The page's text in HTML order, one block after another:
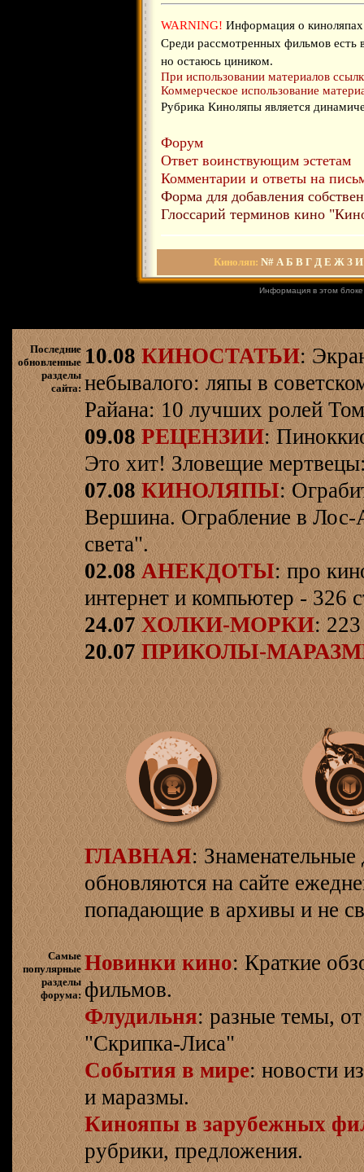
WARNING! Информация о
Среди рассмотренных фильмов
но остаюсь циником.
При использовании материалов
Коммерческое использование
Рубрика Киноляпы является
Форум
Ответ воинствующим эстетам
Комментарии и ответы на
Форма для добавления
Глоссарий терминов кино
Киноляп: N# А Б В Г Д Е Ж З И
Информация в этом
Последние
обновленные
разделы
сайта:
10.08 КИНОСТАТЬИ:
небывалого: ляпы в
Райана: 10 лучших ролей
09.08 РЕЦЕНЗИИ:
Это хит! Зловещие
07.08 КИНОЛЯПЫ:
Вершина. Ограбление в
света".
02.08 АНЕКДОТЫ: про
интернет и компьютер - 326
24.07 ХОЛКИ-МОРКИ: 223
20.07 ПРИКОЛЫ-
ГЛАВНАЯ:
обновляются на сайте
попадающие в архивы и не
Самые
популярные
разделы
форума:
Новинки кино: Краткие
фильмов.
Флудильня: разные темы,
"Скрипка-Лиса"
События в мире: новости
и маразмы.
Кинояпы в зарубежных
рубрики, предложения.